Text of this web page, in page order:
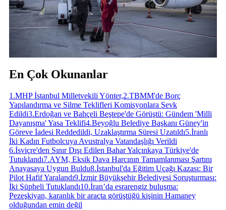
En Çok Okunanlar
1 .MHP İstanbul Milletvekili Yönter,2.TBMM'de Borç
Yapılandırma ve Silme Teklifleri Komisyonlara Sevk
Edildi3.Erdoğan ve Bahçeli Beştepe'de Görüştü: Gündem 'Milli
Dayanışma' Yasa Teklifi4.Beyoğlu Belediye Başkanı Güney'in
Göreve İadesi Reddedildi, Uzaklaştırma Süresi Uzatıldı5.İranlı
İki Kadın Futbolcuya Avustralya Vatandaşlığı Verildi
6.İsviçre'den Sınır Dışı Edilen Bahar Yalçınkaya Türkiye'de
Tutuklandı7.AYM, Eksik Dava Harcının Tamamlanması Şartını
Anayasaya Uygun Buldu8.İstanbul'da Eğitim Uçağı Kazası: Bir
Pilot Hafif Yaralandı9.İzmir Büyükşehir Belediyesi Soruşturması:
İki Şüpheli Tutuklandı10.İran’da esrarengiz buluşma:
Pezeşkiyan, karanlık bir araçta görüştüğü kişinin Hamaney
olduğundan emin değil